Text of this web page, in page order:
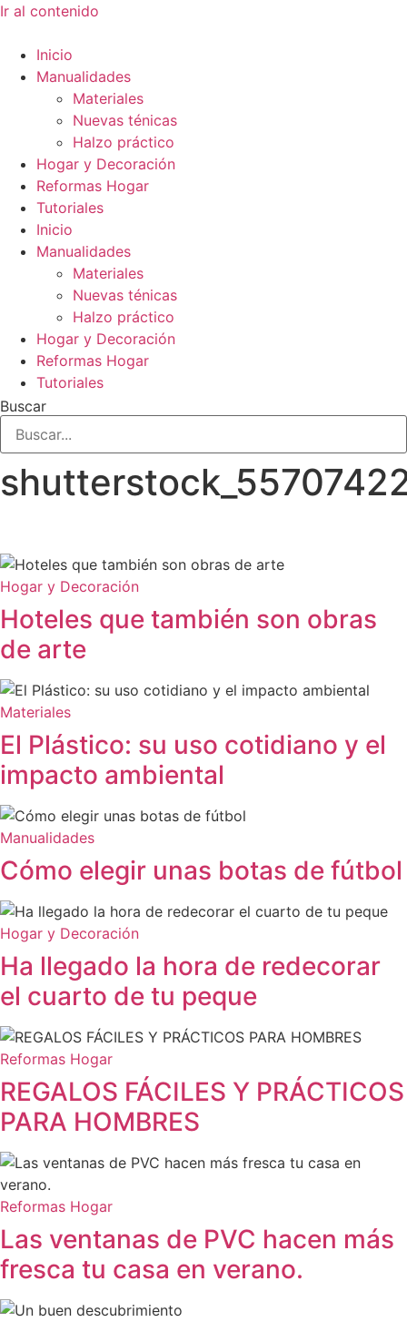
Ir al contenido
Inicio
Manualidades
Materiales
Nuevas ténicas
Halzo práctico
Hogar y Decoración
Reformas Hogar
Tutoriales
Inicio
Manualidades
Materiales
Nuevas ténicas
Halzo práctico
Hogar y Decoración
Reformas Hogar
Tutoriales
Buscar
Hogar y Decoración
Hoteles que también son obras
de arte
Materiales
El Plástico: su uso cotidiano y el
impacto ambiental
Manualidades
Cómo elegir unas botas de fútbol
Hogar y Decoración
Ha llegado la hora de redecorar
el cuarto de tu peque
Reformas Hogar
REGALOS FÁCILES Y PRÁCTICOS
PARA HOMBRES
Reformas Hogar
Las ventanas de PVC hacen más
fresca tu casa en verano.